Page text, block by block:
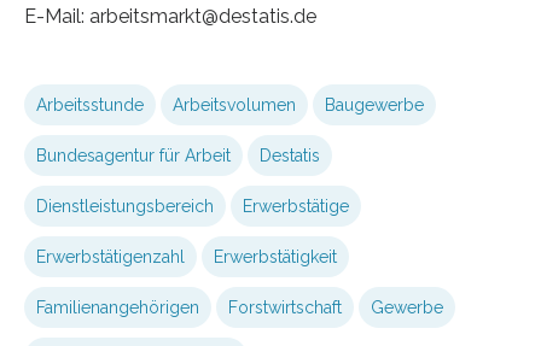
E-Mail: arbeitsmarkt@destatis.de
Arbeitsstunde Arbeitsvolumen Baugewerbe
Bundesagentur für Arbeit Destatis
Dienstleistungsbereich Erwerbstätige
Erwerbstätigenzahl Erwerbstätigkeit
Familienangehörigen Forstwirtschaft Gewerbe